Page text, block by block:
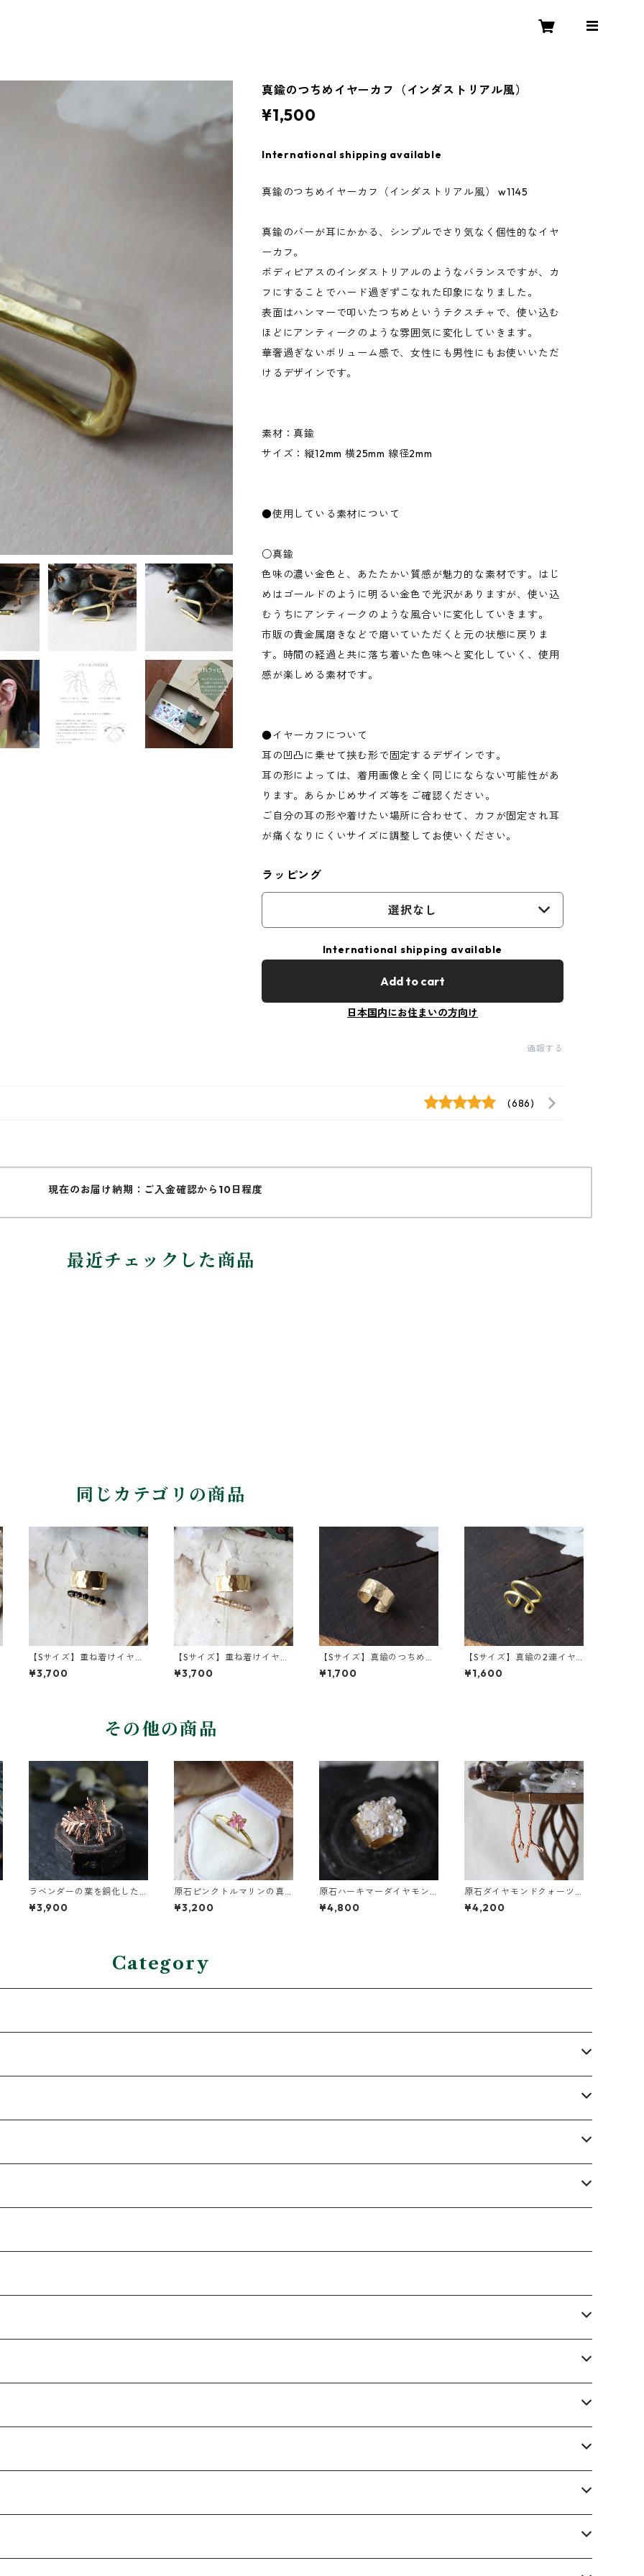
真鍮のつちめイヤーカフ（インダストリアル風）
¥1,500
International shipping available
真鍮のつちめイヤーカフ（インダストリアル風） w1145
真鍮のバーが耳にかかる、シンプルでさり気なく個性的なイヤ
ーカフ。
ボディピアスのインダストリアルのようなバランスですが、カ
フにすることでハード過ぎずこなれた印象になりました。
表面はハンマーで叩いたつちめというテクスチャで、使い込む
ほどにアンティークのような雰囲気に変化していきます。
華奢過ぎないボリューム感で、女性にも男性にもお使いいただ
けるデザインです。
素材：真鍮
サイズ：縦12mm 横25mm 線径2mm
●使用している素材について
○真鍮
色味の濃い金色と、あたたかい質感が魅力的な素材です。はじ
めはゴールドのように明るい金色で光沢がありますが、使い込
むうちにアンティークのような風合いに変化していきます。
市販の貴金属磨きなどで磨いていただくと元の状態に戻りま
す。時間の経過と共に落ち着いた色味へと変化していく、使用
感が楽しめる素材です。
●イヤーカフについて
耳の凹凸に乗せて挟む形で固定するデザインです。
耳の形によっては、着用画像と全く同じにならない可能性があ
ります。あらかじめサイズ等をご確認ください。
ご自分の耳の形や着けたい場所に合わせて、カフが固定され耳
が痛くなりにくいサイズに調整してお使いください。
ラッピング
選択なし
International shipping available
Add to cart
日本国内にお住まいの方向け
通報する
(686)
現在のお届け納期：ご入金確認から10日程度
最近チェックした商品
同じカテゴリの商品
【Sサイズ】重ね着けイヤー
カフ ブラックスピネル・真
鍮つちめ
¥3,700
【Sサイズ】重ね着けイヤー
カフ クォーツ・真鍮つちめ
¥3,700
【Sサイズ】真鍮のつちめ幅
広イヤーカフ
¥1,700
【Sサイズ】真鍮の2連イヤ
ーカフ
¥1,600
その他の商品
ラベンダーの葉を銅化した
イヤーカフ
¥3,900
原石ピンクトルマリンの真
鍮リング
¥3,200
原石ハーキマーダイヤモン
ドと鉱物結晶の真鍮幅広イ
ヤーカフ
¥4,800
原石ダイヤモンドクォーツ
の小枝ピアス
¥4,200
Category